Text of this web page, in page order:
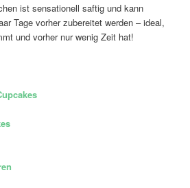
ist sensationell saftig und kann
Tage vorher zubereitet werden – ideal,
und vorher nur wenig Zeit hat!